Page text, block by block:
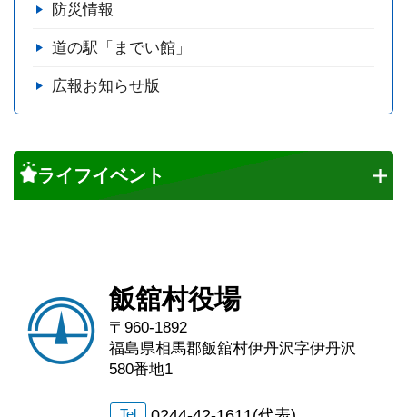
防災情報
道の駅「までい館」
広報お知らせ版
ライフイベント
飯舘村役場
〒960-1892
福島県相馬郡飯舘村伊丹沢字伊丹沢
580番地1